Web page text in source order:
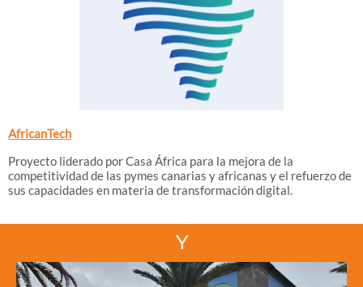
AfricanTech
Proyecto liderado por Casa África para la mejora de la
competitividad de las pymes canarias y africanas y el refuerzo de
sus capacidades en materia de transformación digital.
Y